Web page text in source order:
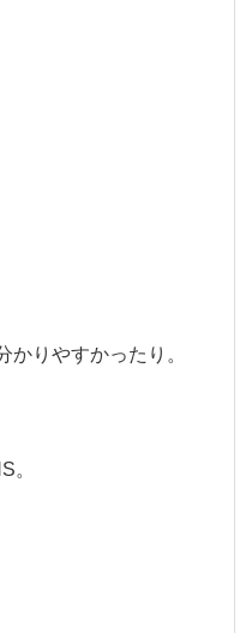
りやすかったり。
。